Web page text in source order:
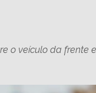
o veículo da frente